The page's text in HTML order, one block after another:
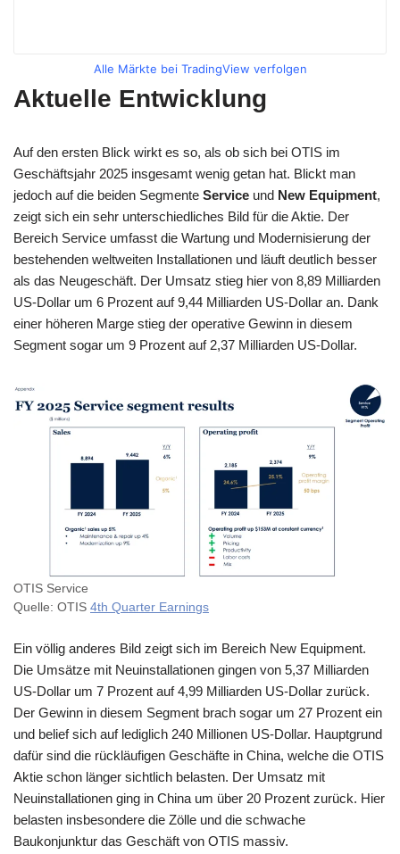
Alle Märkte bei TradingView verfolgen
Aktuelle Entwicklung
Auf den ersten Blick wirkt es so, als ob sich bei OTIS im
Geschäftsjahr 2025 insgesamt wenig getan hat. Blickt man
jedoch auf die beiden Segmente Service und New Equipment,
zeigt sich ein sehr unterschiedliches Bild für die Aktie. Der
Bereich Service umfasst die Wartung und Modernisierung der
bestehenden weltweiten Installationen und läuft deutlich besser
als das Neugeschäft. Der Umsatz stieg hier von 8,89 Milliarden
US-Dollar um 6 Prozent auf 9,44 Milliarden US-Dollar an. Dank
einer höheren Marge stieg der operative Gewinn in diesem
Segment sogar um 9 Prozent auf 2,37 Milliarden US-Dollar.
OTIS Service
Quelle: OTIS 4th Quarter Earnings
Ein völlig anderes Bild zeigt sich im Bereich New Equipment.
Die Umsätze mit Neuinstallationen gingen von 5,37 Milliarden
US-Dollar um 7 Prozent auf 4,99 Milliarden US-Dollar zurück.
Der Gewinn in diesem Segment brach sogar um 27 Prozent ein
und belief sich auf lediglich 240 Millionen US-Dollar. Hauptgrund
dafür sind die rückläufigen Geschäfte in China, welche die OTIS
Aktie schon länger sichtlich belasten. Der Umsatz mit
Neuinstallationen ging in China um über 20 Prozent zurück. Hier
belasten insbesondere die Zölle und die schwache
Baukonjunktur das Geschäft von OTIS massiv.